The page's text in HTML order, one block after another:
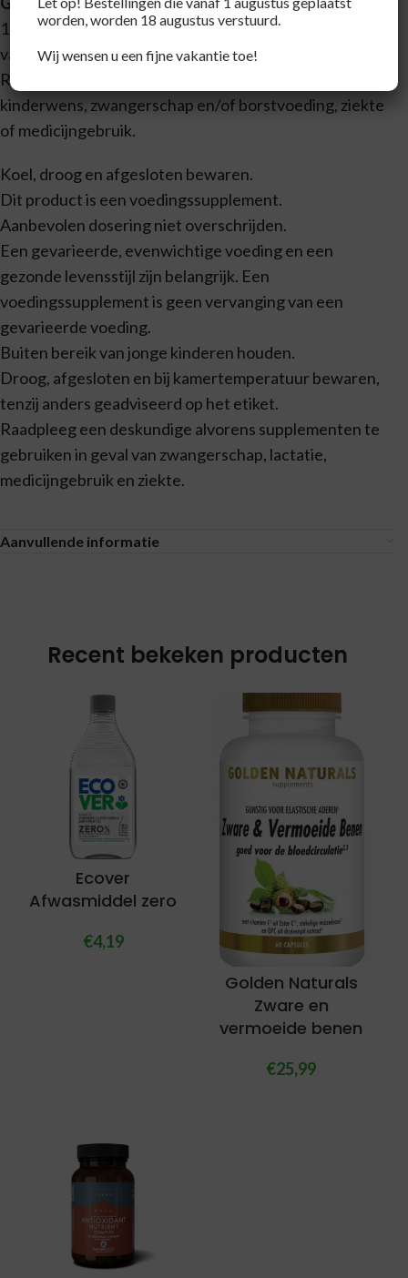
1x daags 1 zuigtablet nemen. Geschikt voor kinderen
vanaf 3 jaar. Met zoetstof.
Raadpleeg voor gebruik een deskundige in geval van
kinderwens, zwangerschap en/of borstvoeding, ziekte
of medicijngebruik.
Koel, droog en afgesloten bewaren.
Dit product is een voedingssupplement.
Aanbevolen dosering niet overschrijden.
Een gevarieerde, evenwichtige voeding en een
gezonde levensstijl zijn belangrijk. Een
voedingssupplement is geen vervanging van een
gevarieerde voeding.
Buiten bereik van jonge kinderen houden.
Droog, afgesloten en bij kamertemperatuur bewaren,
tenzij anders geadviseerd op het etiket.
Raadpleeg een deskundige alvorens supplementen te
gebruiken in geval van zwangerschap, lactatie,
medicijngebruik en ziekte.
Aanvullende informatie
Recent bekeken producten
Ecover
Afwasmiddel zero
€4,19
Golden Naturals
Zware en
vermoeide benen
€25,99
worden, worden 18 augustus verstuurd.
Wij wensen u een fijne vakantie toe!